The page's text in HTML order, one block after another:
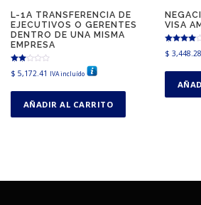
L-1A TRANSFERENCIA DE
EJECUTIVOS O GERENTES
DENTRO DE UNA MISMA
EMPRESA
do en
de 5
$ 5,172.41 IVA incluído
AÑADIR AL CARRITO
VISA
4.67
$ 3,448.28